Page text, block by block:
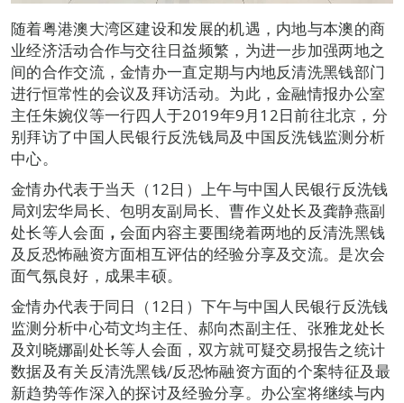
随着粤港澳大湾区建设和发展的机遇，内地与本澳的商
业经济活动合作与交往日益频繁，为进一步加强两地之
间的合作交流，金情办一直定期与内地反清洗黑钱部门
进行恒常性的会议及拜访活动。为此，金融情报办公室
主任朱婉仪等一行四人于2019年9月12日前往北京，分
别拜访了中国人民银行反洗钱局及中国反洗钱监测分析
中心。
金情办代表于当天（12日）上午与中国人民银行反洗钱
局刘宏华局长、包明友副局长、曹作义处长及龚静燕副
处长等人会面，会面内容主要围绕着两地的反清洗黑钱
及反恐怖融资方面相互评估的经验分享及交流。是次会
面气氛良好，成果丰硕。
金情办代表于同日（12日）下午与中国人民银行反洗钱
监测分析中心苟文均主任、郝向杰副主任、张雅龙处长
及刘晓娜副处长等人会面，双方就可疑交易报告之统计
数据及有关反清洗黑钱/反恐怖融资方面的个案特征及最
新趋势等作深入的探讨及经验分享。办公室将继续与内